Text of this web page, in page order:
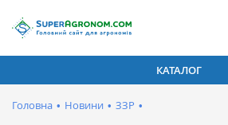
КАТАЛОГ
Головна • Новини • ЗЗР •